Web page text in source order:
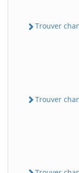
Trouver
Trouver